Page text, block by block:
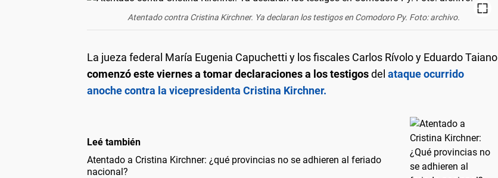
Atentado contra Cristina Kirchner. Ya declaran los testigos en Comodoro Py. Foto: archivo.
La jueza federal María Eugenia Capuchetti y los fiscales Carlos Rívolo y Eduardo Taiano
comenzó este viernes a tomar declaraciones a los testigosdel ataque ocurrido
anoche contra la vicepresidenta Cristina Kirchner.
Leé también
Atentado a Cristina Kirchner: ¿qué provincias no se adhieren al feriado
nacional?